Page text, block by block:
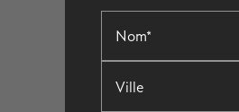
Nom*
Ville